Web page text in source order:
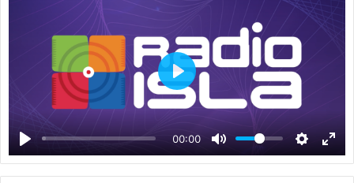
00:00
P
a
y